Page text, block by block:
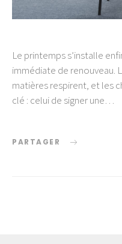
Le printemps s’installe
immédiate de renouveau.
matières respirent, et les
clé : celui de signer une…
PARTAGER